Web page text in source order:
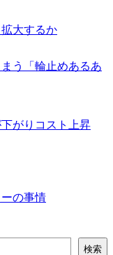
大するか
う「輪止めあるあ
がりコスト上昇
の事情
検索